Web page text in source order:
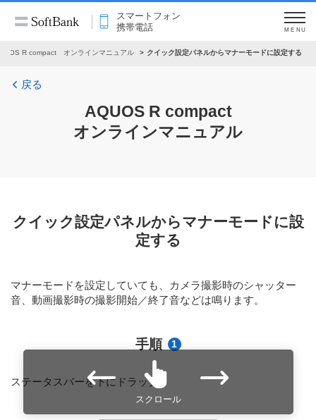
スマートフォン
携帯電話
MENU
R compact オンラインマニュアル クイック設定パネルからマナーモードに設定する
戻る
AQUOS R compact
オンラインマニュアル
クイック設定パネルからマナーモードに設
定する
マナーモードを設定していても、カメラ撮影時のシャッター
音、動画撮影時の撮影開始／終了音などは鳴ります。
手順 1
ステータスバーを下にドラッグ
スクロール